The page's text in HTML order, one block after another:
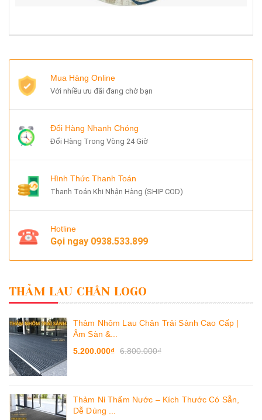
Mua Hàng Online
Với nhiều ưu đãi đang chờ bạn
Đổi Hàng Nhanh Chóng
Đổi Hàng Trong Vòng 24 Giờ
Hình Thức Thanh Toán
Thanh Toán Khi Nhận Hàng (SHIP COD)
Hotline
Gọi ngay 0938.533.899
THẢM LAU CHÂN LOGO
Thảm Nhôm Lau Chân Trải Sảnh Cao Cấp |
Âm Sàn &...
5.200.000₫ 6.800.000₫
Thảm Nỉ Thấm Nước – Kích Thước Có Sẵn,
Dễ Dùng ...